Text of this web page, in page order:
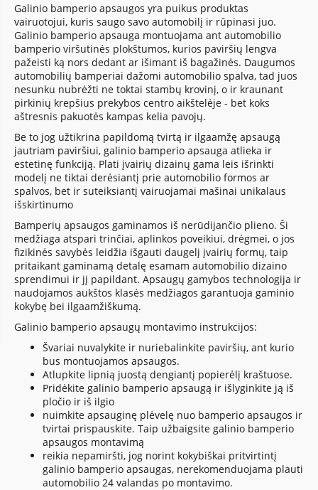
Galinio bamperio apsaugos yra puikus produktas
vairuotojui, kuris saugo savo automobilį ir rūpinasi juo.
Galinio bamperio apsauga montuojama ant automobilio
bamperio viršutinės plokštumos, kurios paviršių lengva
pažeisti ką nors dedant ar išimant iš bagažinės. Daugumos
automobilių bamperiai dažomi automobilio spalva, tad juos
nesunku nubrėžti ne toktai stambų krovinį, o ir kraunant
pirkinių krepšius prekybos centro aikštelėje - bet koks
aštresnis pakuotės kampas kelia pavojų.
Be to jog užtikrina papildomą tvirtą ir ilgaamžę apsaugą
jautriam paviršiui, galinio bamperio apsauga atlieka ir
estetinę funkciją. Plati įvairių dizainų gama leis išrinkti
modelį ne tiktai derėsiantį prie automobilio formos ar
spalvos, bet ir suteiksiantį vairuojamai mašinai unikalaus
išskirtinumo
Bamperių apsaugos gaminamos iš nerūdijančio plieno. Ši
medžiaga atspari trinčiai, aplinkos poveikiui, drėgmei, o jos
fizikinės savybės leidžia išgauti daugelį įvairių formų, taip
pritaikant gaminamą detalę esamam automobilio dizaino
sprendimui ir jį papildant. Apsaugų gamybos technologija ir
naudojamos aukštos klasės medžiagos garantuoja gaminio
kokybę bei ilgaamžiškumą.
Galinio bamperio apsaugų montavimo instrukcijos:
Švariai nuvalykite ir nuriebalinkite paviršių, ant kurio
bus montuojamos apsaugos.
Atlupkite lipnią juostą dengiantį popierėlį kraštuose.
Pridėkite galinio bamperio apsaugą ir išlyginkite ją iš
pločio ir iš ilgio
nuimkite apsauginę plėvelę nuo bamperio apsaugos ir
tvirtai prispauskite. Taip užbaigsite galinio bamperio
apsaugos montavimą
reikia nepamiršti, jog norint kokybiškai pritvirtintį
galinio bamperio apsaugas, nerekomenduojama plauti
automobilio 24 valandas po montavimo.